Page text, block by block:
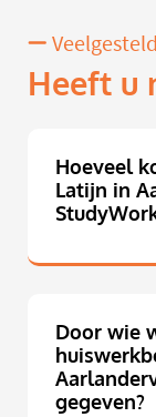
Heeft u
Hoeveel
Latijn in
Door wie
gegeven?